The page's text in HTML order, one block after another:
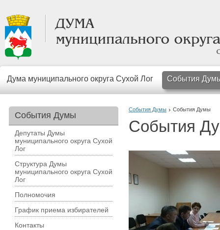
Дума муниципального округа Сухой Лог События
События Думы События Думы
События
События Думы
Депутаты Думы
муниципального округа Сухой
Лог
Структура Думы
муниципального округа Сухой
Лог
Полномочия
График приема избирателей
Контакты